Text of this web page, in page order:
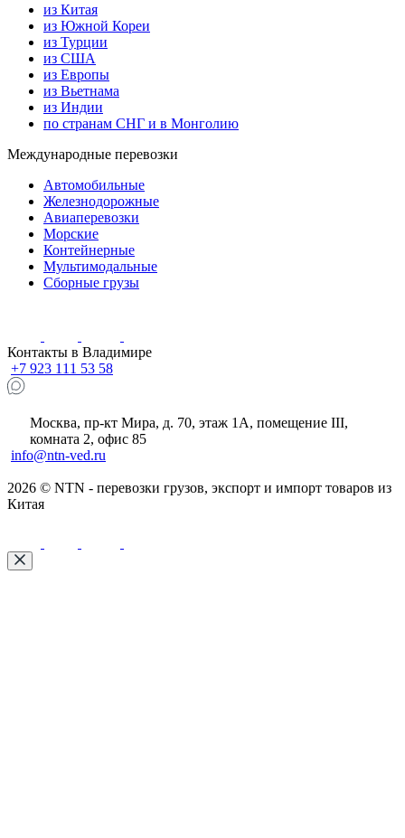
из Китая
из Южной Кореи
из Турции
из США
из Европы
из Вьетнама
из Индии
по странам СНГ и в Монголию
Международные перевозки
Автомобильные
Железнодорожные
Авиаперевозки
Морские
Контейнерные
Мультимодальные
Сборные грузы
Контакты в Владимире
+7 923 111 53 58
Москва, пр-кт Мира, д. 70, этаж 1А, помещение III,
комната 2, офис 85
info@ntn-ved.ru
2026 © NTN - перевозки грузов, экспорт и импорт товаров из
Китая